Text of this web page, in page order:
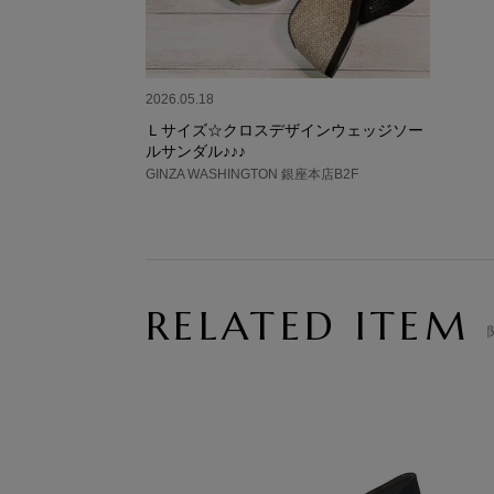
2026.05.18
Ｌサイズ☆クロスデザインウェッジソー
ルサンダル♪♪♪
GINZA WASHINGTON 銀座本店B2F
RELATED ITEM